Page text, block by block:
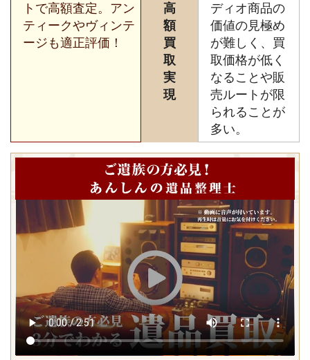
トで高額査定。アン
ティークやヴィンテ
ージも適正評価！
高
額
買
取
実
現
ディオ商品の
価値の見極め
が難しく、買
取価格が低く
なることや販
売ルートが限
られることが
多い。